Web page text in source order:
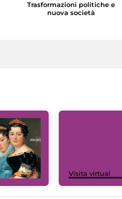
Trasformazioni politiche e
nuova società
Visita virtual